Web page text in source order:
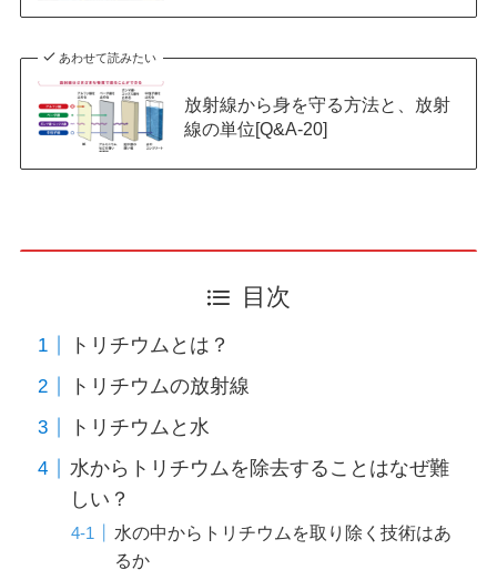
あわせて読みたい
放射線から身を守る方法と、放射
線の単位[Q&A-20]
目次
トリチウムとは？
トリチウムの放射線
トリチウムと水
水からトリチウムを除去することはなぜ難
しい？
水の中からトリチウムを取り除く技術はあ
るか